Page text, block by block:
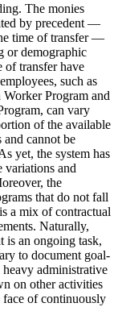
The monies
by precedent —
time of transfer —
or demographic
of transfer have
such as
Program and
can vary
of the available
and cannot be
yet, the system has
variations and
the
that do not fall
a mix of contractual
Naturally,
is an ongoing task,
to document goal-
administrative
on other activities
of continuously